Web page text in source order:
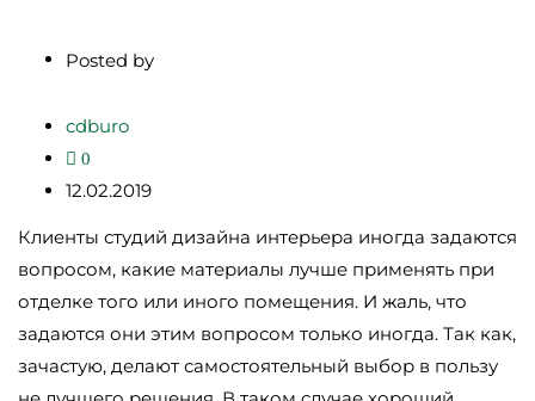
Posted by
cdburo
0
12.02.2019
Клиенты студий дизайна интерьера иногда задаются
вопросом, какие материалы лучше применять при
отделке того или иного помещения. И жаль, что
задаются они этим вопросом только иногда. Так как,
зачастую, делают самостоятельный выбор в пользу